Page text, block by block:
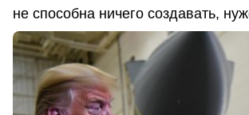
не способна ничего создавать,